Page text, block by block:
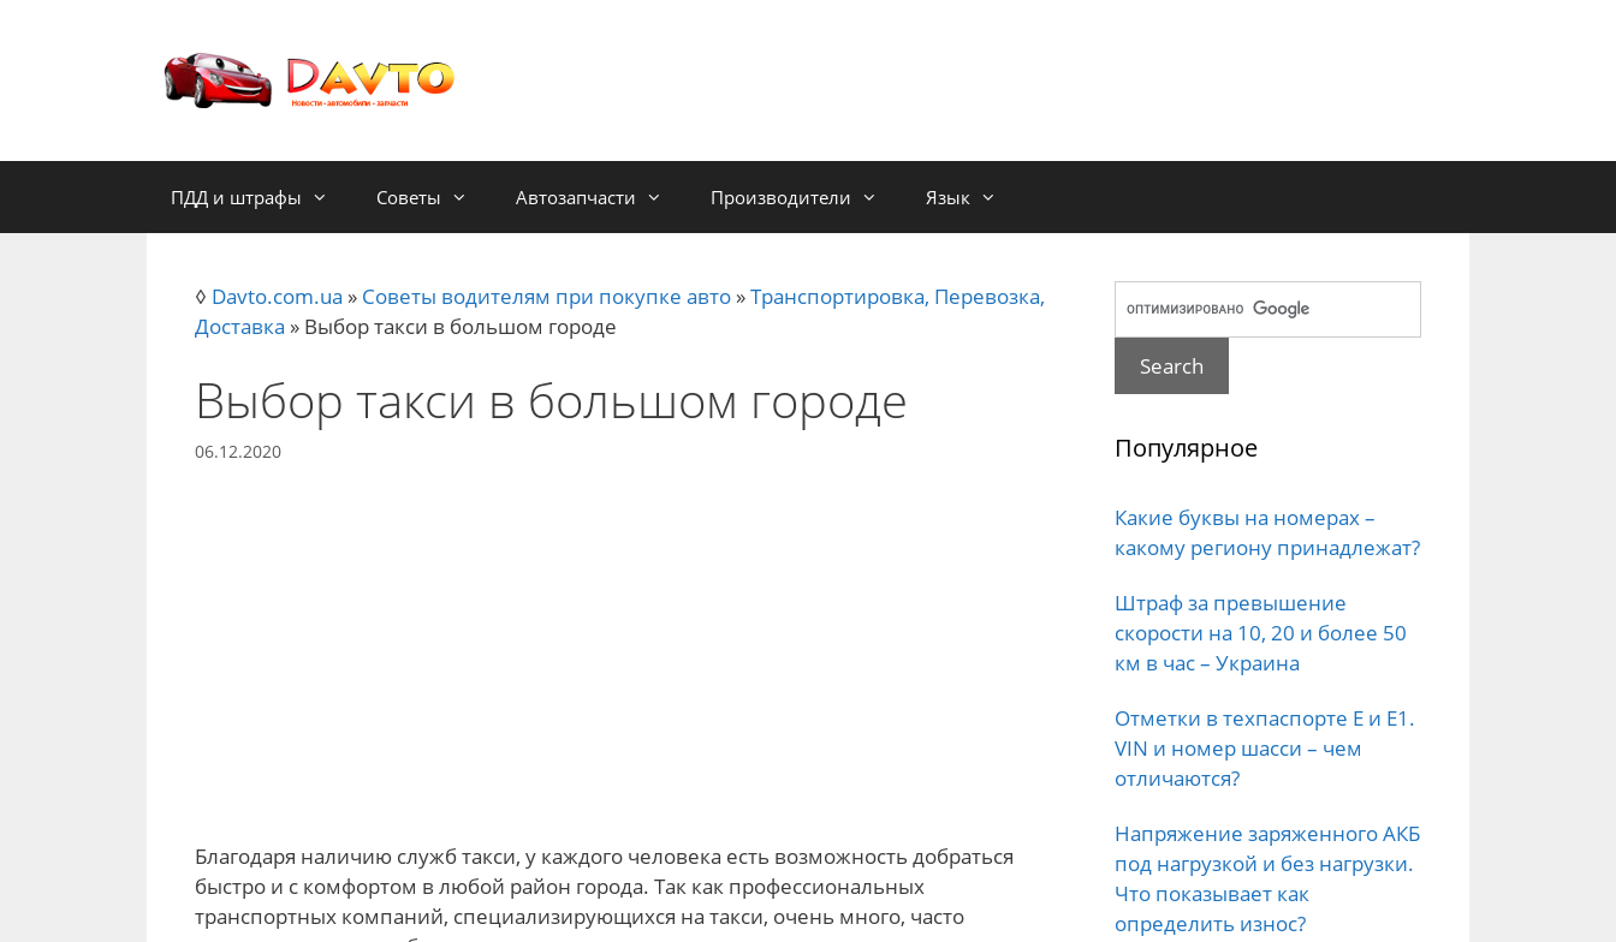
ПДД и штрафы Советы Автозапчасти Производители Язык
◊ Davto.com.ua » Советы водителям при покупке авто »Транспортировка, Перевозка,
Доставка » Выбор такси в большом городе
Выбор такси в большом городе
06.12.2020
Благодаря наличию служб такси, у каждого человека есть возможность добраться
быстро и с комфортом в любой район города. Так как профессиональных
транспортных компаний, специализирующихся на такси, очень много, часто
Популярное
Какие буквы на номерах –
какому региону принадлежат?
Штраф за превышение
скорости на 10, 20 и более 50
км в час – Украина
Отметки в техпаспорте E и E1.
VIN и номер шасси – чем
отличаются?
Напряжение заряженного АКБ
под нагрузкой и без нагрузки.
Что показывает как
определить износ?